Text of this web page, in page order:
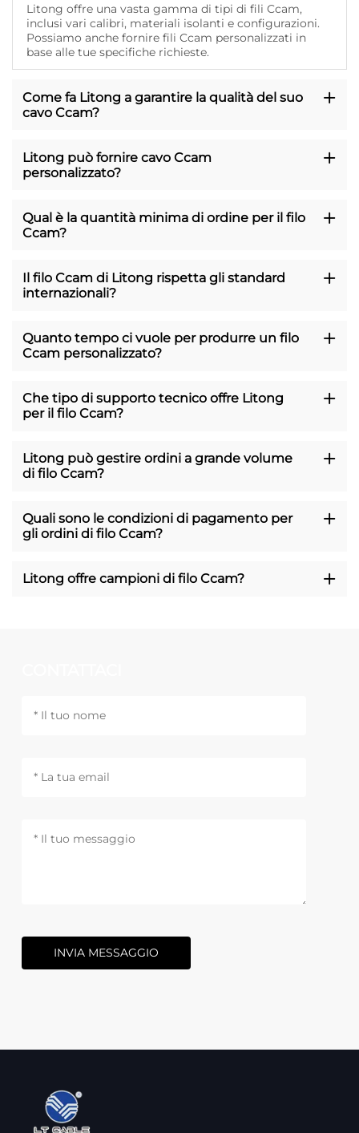
Litong offre una vasta gamma di tipi di fili Ccam,
inclusi vari calibri, materiali isolanti e configurazioni.
Possiamo anche fornire fili Ccam personalizzati in
base alle tue specifiche richieste.
Come fa Litong a garantire la qualità del suo
cavo Ccam?
Litong può fornire cavo Ccam
personalizzato?
Qual è la quantità minima di ordine per il filo
Ccam?
Il filo Ccam di Litong rispetta gli standard
internazionali?
Quanto tempo ci vuole per produrre un filo
Ccam personalizzato?
Che tipo di supporto tecnico offre Litong
per il filo Ccam?
Litong può gestire ordini a grande volume
di filo Ccam?
Quali sono le condizioni di pagamento per
gli ordini di filo Ccam?
Litong offre campioni di filo Ccam?
INVIA MESSAGGIO